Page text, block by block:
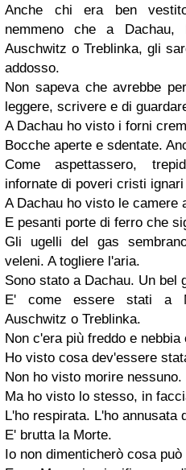
Anche chi era ben
nemmeno che a Dachau,
Auschwitz o Treblinka, gli
addosso.
Non sapeva che avrebbe
leggere, scrivere e di
A Dachau ho visto i forni
Bocche aperte e sdentate.
Come aspettassero,
infornate di poveri cristi
A Dachau ho visto le camere
E pesanti porte di ferro che
Gli ugelli del gas
veleni. A togliere l'aria.
Sono stato a Dachau. Un bel
E' come essere stati a
Auschwitz o Treblinka.
Non c'era più freddo e
Ho visto cosa dev'essere
Non ho visto morire nessuno.
Ma ho visto lo stesso, in
L'ho respirata. L'ho annusata
E' brutta la Morte.
Io non dimenticherò cosa